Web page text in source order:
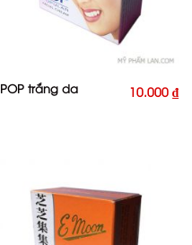
POP trắng da 10.000₫